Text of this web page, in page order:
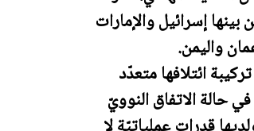
50 سفينة من أكثر من 60 دولة، من بينها إسرائيل والإمارات
واليمن.
ائتلافها متعدّد
حالة الاتفاق النوويّ